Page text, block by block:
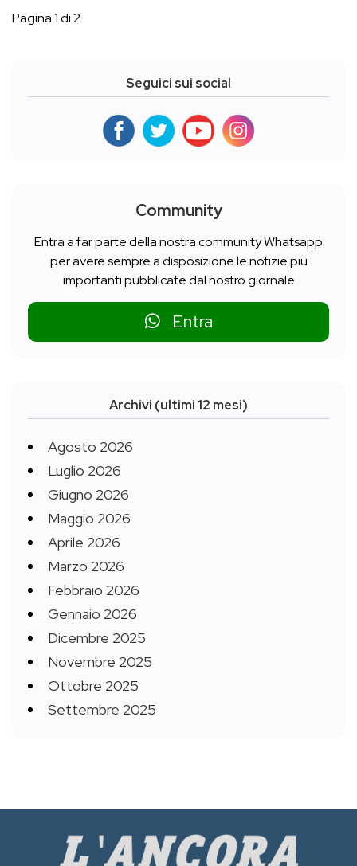
Pagina 1 di 2
Seguici sui social
Community
Entra a far parte della nostra community Whatsapp
per avere sempre a disposizione le notizie più
importanti pubblicate dal nostro giornale
Entra
Archivi (ultimi 12 mesi)
Agosto 2026
Luglio 2026
Giugno 2026
Maggio 2026
Aprile 2026
Marzo 2026
Febbraio 2026
Gennaio 2026
Dicembre 2025
Novembre 2025
Ottobre 2025
Settembre 2025